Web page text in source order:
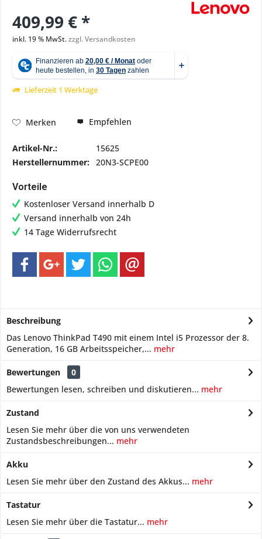
409,99 € *
inkl. 19 % MwSt.zzgl. Versandkosten
Lieferzeit 1 Werktage
Merken Empfehlen
Artikel-Nr.:
15625
Herstellernummer: 20N3-SCPE00
Vorteile
Kostenloser Versand innerhalb D
Versand innerhalb von 24h
14 Tage Widerrufsrecht
Beschreibung
Das Lenovo ThinkPad T490 mit einem Intel i5 Prozessor der 8.
Generation, 16 GB Arbeitsspeicher,... mehr
Bewertungen
0
Bewertungen lesen, schreiben und diskutieren... mehr
Zustand
Lesen Sie mehr über die von uns verwendeten
Zustandsbeschreibungen... mehr
Akku
Lesen Sie mehr über den Zustand des Akkus... mehr
Tastatur
Lesen Sie mehr über die Tastatur... mehr